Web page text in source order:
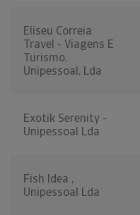
Eliseu Correia
Travel - Viagens E
Turismo,
Unipessoal, Lda
Exotik Serenity -
Unipessoal Lda
Fish Idea ,
Unipessoal Lda